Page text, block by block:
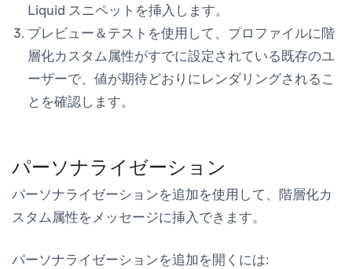
Liquid スニペットを挿入します。
プレビュー＆テスト を使用して、プロファイルに階
層化カスタム属性がすでに設定されている既存のユ
ーザーで、値が期待どおりにレンダリングされるこ
とを確認します。
パーソナライゼーション
パーソナライゼーションを追加を使用して、階層化カ
スタム属性をメッセージに挿入できます。
パーソナライゼーションを追加を開くには: